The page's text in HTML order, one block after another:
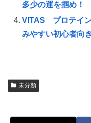
多少の運を掴め！
VITAS プロテイン
みやすい初心者向
未分類